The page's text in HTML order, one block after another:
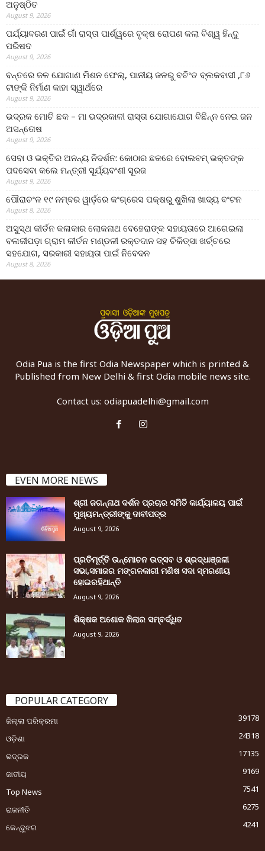
ଅନୁଷ୍ଠିତ
August 9, 2026
ପର୍ଯ୍ୟାବରଣ ପାଇଁ ଗାଁ ରାସ୍ତା ପାର୍ଶ୍ୱରେ ବୃକ୍ଷ ରୋପଣ କଲା ବିଶ୍ୱ ହିନ୍ଦୁ
ପରିଷଦ
August 9, 2026
ବନ୍ତରେ ଜଳ ଯୋଗାଣ ମିଶନ ଫେଲ୍‌, ପାନୀୟ ଜଳରୁ ବଚିଂତ ବ୍ଲକବାସୀ ,୮୬
ଟାଙ୍କି ନିର୍ମାଣ କାହା ସ୍ୱାର୍ଥରେ
August 9, 2026
ଭଦ୍ରକ ମୋଚି ଛକ – ମା ଭଦ୍ରକାଳୀ ରାସ୍ତା ଯୋଗାଯୋଗ ବିଛିନ୍ନ ନେଇ ଜନ
ଅସନ୍ତୋଷ
August 9, 2026
ସେବା ଓ ଭକ୍ତିର ଅନନ୍ୟ ନିଦର୍ଶନ: କୋଠାର ଛକରେ ବୋଲବମ୍ ଭକ୍ତଙ୍କ
ପଦସେବା କଲେ ମନ୍ତ୍ରୀ ସୂର୍ଯ୍ୟବଂଶୀ ସୂରଜ
August 9, 2026
ପୌରାଚଂଳ ୧୯ ନମ୍ବର ୱାର୍ଡ଼ରେ କଂଗ୍ରେସ ପକ୍ଷରୁ ଶୁଖିଲା ଖାଦ୍ୟ ବଂଟନ
August 8, 2026
ଅସୁସ୍ଥ କୀର୍ତନ କଳାକାର ଲୋକନାଥ ବେହେରାଙ୍କ ସହାୟତାରେ ଆଗେଇଲା
ବଳାଜୀପଡ଼ା ଗ୍ରାମ କୀର୍ତନ ମଣ୍ଡଳୀ ରକ୍ତଦାନ ସହ ଚିକିତ୍ସା ଖର୍ଚ୍ଚରେ
ସହଯୋଗ, ସରକାରୀ ସହାୟତା ପାଇଁ ନିବେଦନ
August 8, 2026
Odia Pua is the first Odia Newspaper which is printed &
Published from New Delhi & first Odia mobile news site.
Contact us: odiapuadelhi@gmail.com
EVEN MORE NEWS
ଶ୍ରୀ ଜଗନ୍ନାଥ ଦର୍ଶନ ପ୍ରଚାର ସମିତି କାର୍ଯ୍ୟାଳୟ ପାଇଁ
ମୁଖ୍ୟମନ୍ତ୍ରୀଙ୍କୁ ଦାବୀପତ୍ର
August 9, 2026
ପ୍ରତିମୂର୍ତ୍ତି ଉନ୍ମୋଚନ ଉତ୍ସବ ଓ ଶ୍ରଦ୍ଧାଞ୍ଜଳୀ
ସଭା,ସମାଜର ମଙ୍ଗଳକାରୀ ମଣିଷ ସଦା ସ୍ମରଣୀୟ
ହୋଇରହିଥାନ୍ତି
August 9, 2026
ଶିକ୍ଷକ ଅଶୋକ ଖିଲାର ସମ୍ବର୍ଦ୍ଧିତ
August 9, 2026
POPULAR CATEGORY
ଜିଲ୍ଲା ପରିକ୍ରମା
39178
ଓଡ଼ିଶା
24318
ଭଦ୍ରକ
17135
ଜାତୀୟ
9169
Top News
7541
ରାଜନୀତି
6275
କେନ୍ଦୁଝର
4241